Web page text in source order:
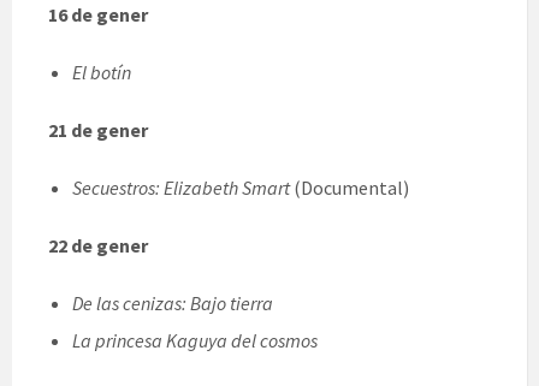
16 de gener
El botín
21 de gener
Secuestros: Elizabeth Smart(Documental)
22 de gener
De las cenizas: Bajo tierra
La princesa Kaguya del cosmos